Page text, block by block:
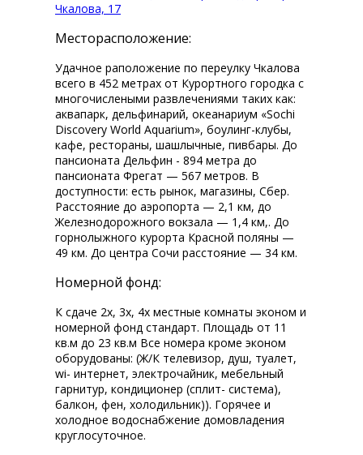
Месторасположение:
Удачное раположение по переулку Чкалова
всего в 452 метрах от Курортного городка с
многочислеными развлечениями таких как:
аквапарк, дельфинарий, океанариум «Sochi
Discovery World Aquarium», боулинг-клубы,
кафе, рестораны, шашлычные, пивбары. До
пансионата Дельфин - 894 метра до
пансионата Фрегат — 567 метров. В
доступности: есть рынок, магазины, Сбер.
Расстояние до аэропорта — 2,1 км, до
Железнодорожного вокзала — 1,4 км,. До
горнолыжного курорта Красной поляны —
49 км. До центра Сочи расстояние — 34 км.
Номерной фонд:
К сдаче 2х, 3х, 4х местные комнаты эконом и
номерной фонд стандарт. Площадь от 11
кв.м до 23 кв.м Все номера кроме эконом
оборудованы: (Ж/К телевизор, душ, туалет,
wi-fi интернет, электрочайник, мебельный
гарнитур, кондиционер (сплит- система),
балкон, фен, холодильник)). Горячее и
холодное водоснабжение домовладения
круглосуточное.